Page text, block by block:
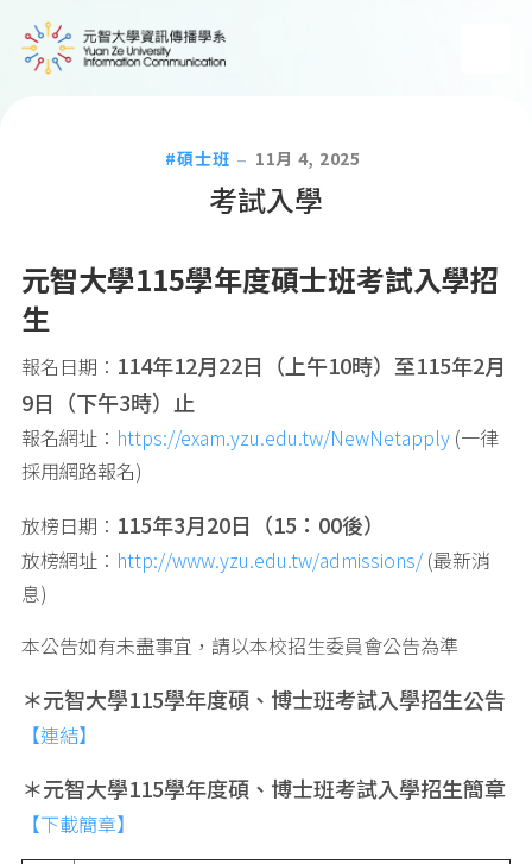
碩士班 11月 4, 2025
考試入學
元智大學115學年度碩士班考試入學招
生
報名日期： 114年12月22日（上午10時）至115年2月
9日（下午3時）止
報名網址： https://exam.yzu.edu.tw/NewNetapply (一律
採用網路報名)
放榜日期： 115年3月20日（15：00後）
放榜網址： http://www.yzu.edu.tw/admissions/ (最新消
息)
本公告如有未盡事宜，請以本校招生委員會公告為準
＊元智大學115學年度碩、博士班考試入學招生公告
【連結】
＊元智大學115學年度碩、博士班考試入學招生簡章
【下載簡章】